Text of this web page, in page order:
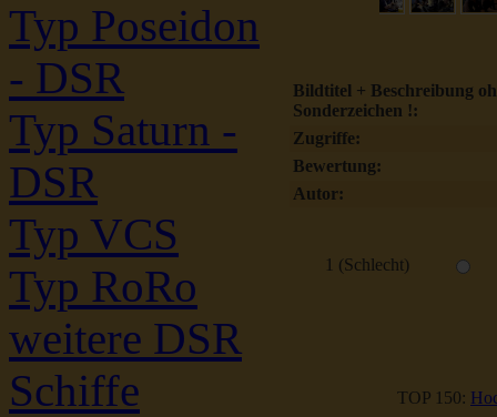
Typ Poseidon
- DSR
Typ Saturn -
DSR
Typ VCS
Typ RoRo
weitere DSR
Schiffe
Bildtitel + Beschreibung
Sonderzeichen !:
Zugriffe:
Bewertung:
Autor:
1 (Schlecht)
TOP 150: